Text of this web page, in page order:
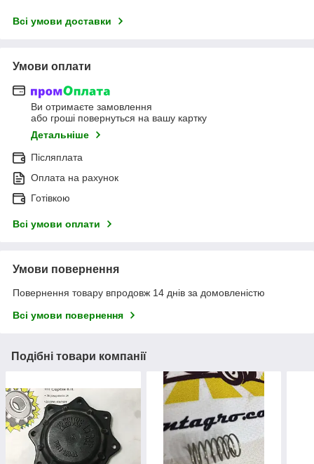
Всі умови доставки
Умови оплати
Ви отримаєте замовлення
або гроші повернуться на вашу картку
Детальніше
Післяплата
Оплата на рахунок
Готівкою
Всі умови оплати
Умови повернення
Повернення товару впродовж 14 днів за домовленістю
Всі умови повернення
Подібні товари компанії